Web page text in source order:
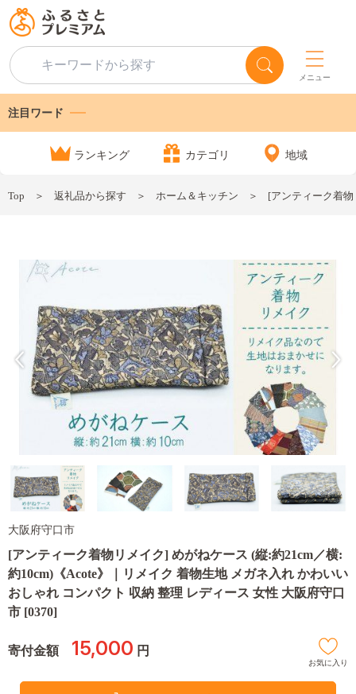
メニュー
注目ワード
ランキング カテゴリ 地域
Top 返礼品から探す ホーム＆キッチン [アンティーク着
大阪府守口市
[アンティーク着物リメイク] めがねケース (縦:約21cm／横:
約10cm)《Acote》｜リメイク 着物生地 メガネ入れ かわいい
おしゃれ コンパクト 収納 整理 レディース 女性 大阪府守口
市 [0370]
寄付金額 15,000 円
お気に入り